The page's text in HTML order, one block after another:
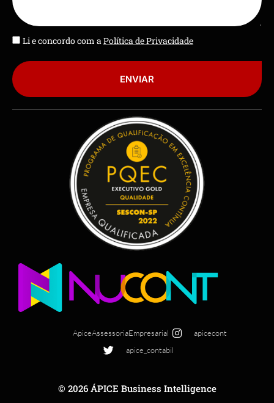
Li e concordo com aPolítica de Privacidade
ENVIAR
ApiceAssessoriaEmpresarial
apicecont
apice_contabil
© 2026 ÁPICE Business Intelligence